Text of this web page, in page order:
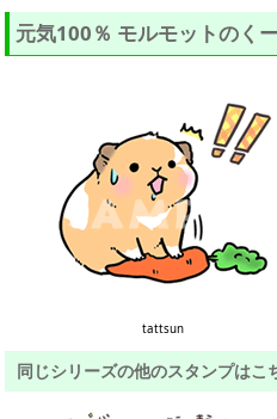
元気100％ モルモットのく
tattsun
同じシリーズの他のスタンプはこ